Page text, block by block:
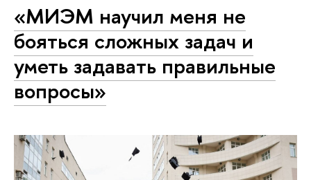
«МИЭМ научил меня не
бояться сложных задач и
уметь задавать правильные
вопросы»